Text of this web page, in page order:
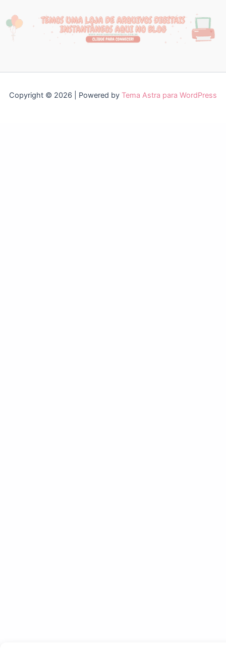
Copyright © 2026 | Powered by Tema Astra para WordPress